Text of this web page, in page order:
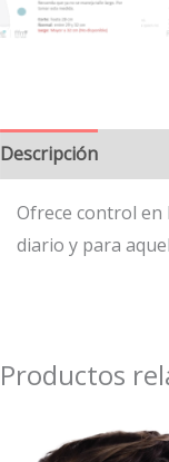
Descripción
Ofrece control en
diario y para
Productos